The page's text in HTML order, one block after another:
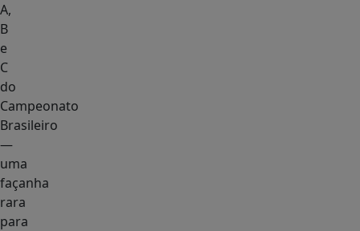
A,
B
e
C
do
Campeonato
Brasileiro
—
uma
façanha
rara
para